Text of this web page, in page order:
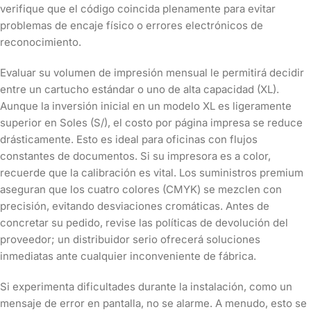
verifique que el código coincida plenamente para evitar
problemas de encaje físico o errores electrónicos de
reconocimiento.
Evaluar su volumen de impresión mensual le permitirá decidir
entre un cartucho estándar o uno de alta capacidad (XL).
Aunque la inversión inicial en un modelo XL es ligeramente
superior en Soles (S/), el costo por página impresa se reduce
drásticamente. Esto es ideal para oficinas con flujos
constantes de documentos. Si su impresora es a color,
recuerde que la calibración es vital. Los suministros premium
aseguran que los cuatro colores (CMYK) se mezclen con
precisión, evitando desviaciones cromáticas. Antes de
concretar su pedido, revise las políticas de devolución del
proveedor; un distribuidor serio ofrecerá soluciones
inmediatas ante cualquier inconveniente de fábrica.
Si experimenta dificultades durante la instalación, como un
mensaje de error en pantalla, no se alarme. A menudo, esto se